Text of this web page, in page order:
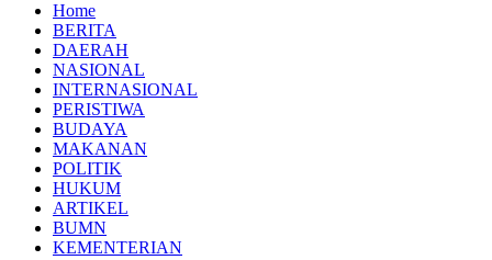
Home
BERITA
DAERAH
NASIONAL
INTERNASIONAL
PERISTIWA
BUDAYA
MAKANAN
POLITIK
HUKUM
ARTIKEL
BUMN
KEMENTERIAN